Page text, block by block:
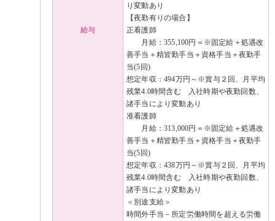
給与
り変動あり
【夜勤有りの場合】
正看護師
月給：355,100円＝※固定給＋処遇改
善手当＋精皆勤手当＋資格手当＋夜勤手
当(5回)
想定年収：494万円～※賞与２回、月平均
残業4.0時間含む 入社時期や夜勤回数、
諸手当により変動あり
准看護師
月給：313,000円＝※固定給＋処遇改
善手当＋精皆勤手当＋資格手当＋夜勤手
当(5回)
想定年収：438万円～※賞与２回、月平均
残業4.0時間含む 入社時期や夜勤回数、
諸手当により変動あり
＜別途支給＞
時間外手当－所定労働時間を超える労働